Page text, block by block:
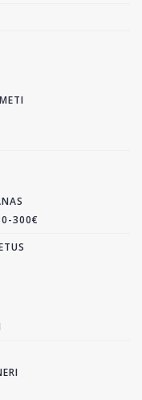
300€